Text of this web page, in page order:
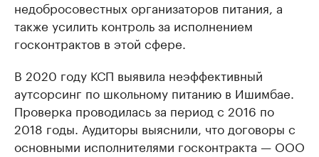
недобросовестных организаторов питания, а
также усилить контроль за исполнением
госконтрактов в этой сфере.
В 2020 году КСП выявила неэффективный
аутсорсинг по школьному питанию в Ишимбае.
Проверка проводилась за период с 2016 по
2018 годы. Аудиторы выяснили, что договоры с
основными исполнителями госконтракта — ООО